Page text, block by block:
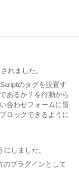
れました。
のタグを設置す
あるか？を行動から
合わせフォームに冒
ロックできるように
しました。
のプラグインとして